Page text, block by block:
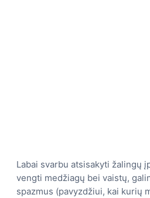
Labai svarbu atsisakyti žalingų
vengti medžiagų bei vaistų,
spazmus (pavyzdžiui, kai kurių